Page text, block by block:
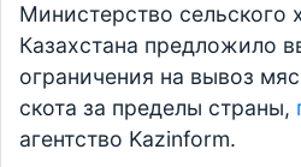
Министерство сельского
Казахстана предложило
ограничения на вывоз
скота за пределы страны,
агентство Kazinform.